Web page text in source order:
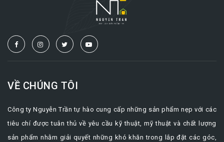
VỀ CHÚNG TÔI
Công ty Nguyễn Trần tự hào cung cấp những sản phẩm nẹp với các
tiêu chí được tuân thủ về yêu cầu kỹ thuật, mỹ thuật và chất lượng
sản phẩm nhằm giải quyết những khó khăn trong lắp đặt các góc,